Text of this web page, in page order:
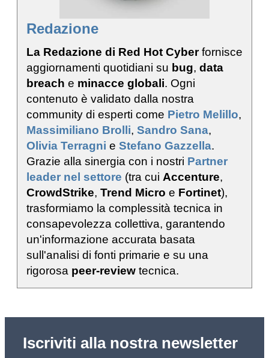
Redazione
La Redazione di Red Hot Cyberfornisce
aggiornamenti quotidiani su bug, data
breach e minacce globali. Ogni
contenuto è validato dalla nostra
community di esperti come Pietro Melillo,
Massimiliano Brolli, Sandro Sana,
Olivia Terragni e Stefano Gazzella.
Grazie alla sinergia con i nostri Partner
leader nel settore (tra cui Accenture,
CrowdStrike, Trend Micro e Fortinet),
trasformiamo la complessità tecnica in
consapevolezza collettiva, garantendo
un'informazione accurata basata
sull'analisi di fonti primarie e su una
rigorosa peer-review tecnica.
Iscriviti alla nostra newsletter